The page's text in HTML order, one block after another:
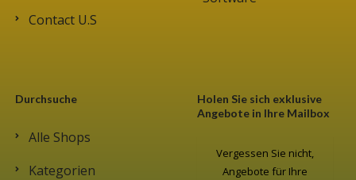
Contact U.S
Durchsuche
Alle Shops
Kategorien
Holen Sie sich exklusive
Angebote in Ihre Mailbox
Vergessen Sie nicht,
Angebote für Ihre